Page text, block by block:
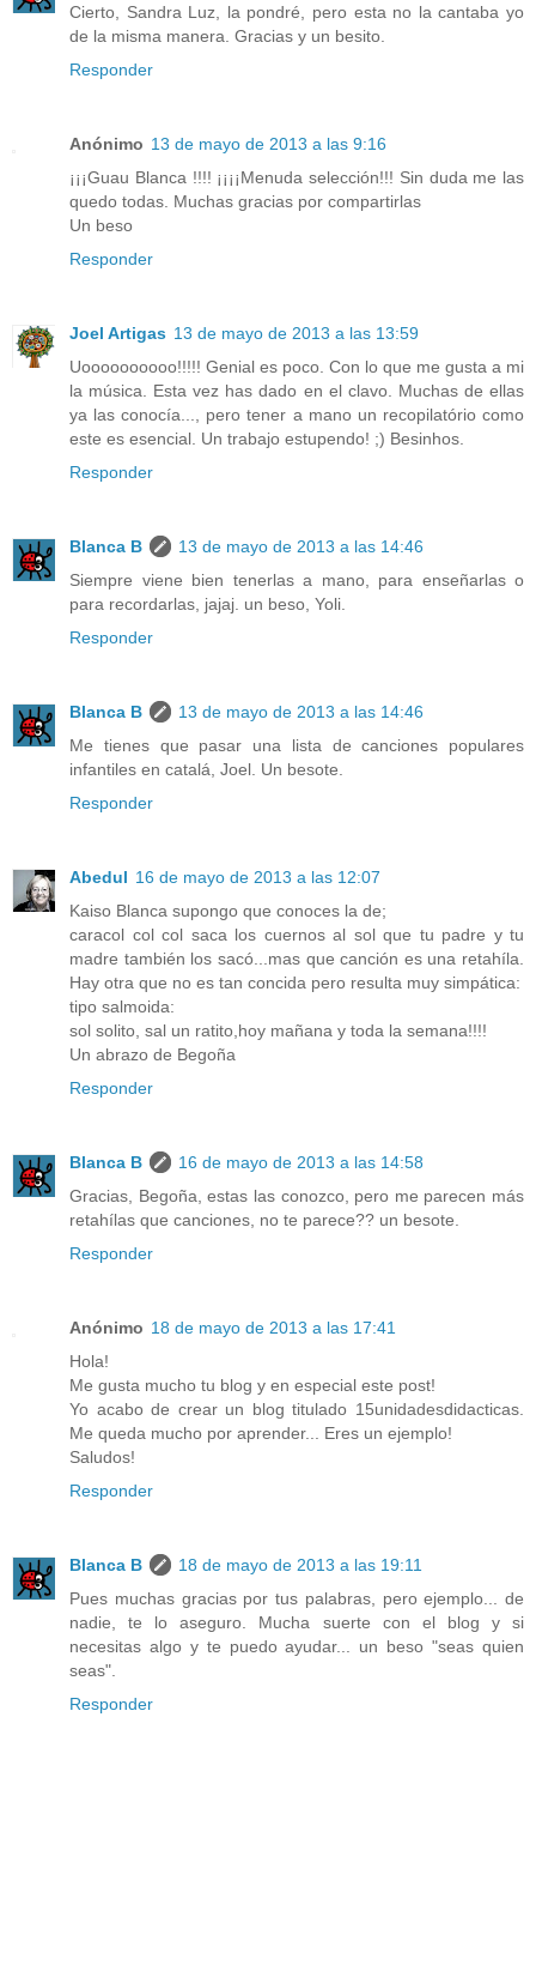
Cierto, Sandra Luz, la pondré, pero esta no la cantaba yo
de la misma manera. Gracias y un besito.
Responder
Anónimo 13 de mayo de 2013 a las 9:16
¡¡¡Guau Blanca !!!! ¡¡¡¡Menuda selección!!! Sin duda me las
quedo todas. Muchas gracias por compartirlas
Un beso
Responder
Joel Artigas 13 de mayo de 2013 a las 13:59
Uoooooooooo!!!!! Genial es poco. Con lo que me gusta a mi
la música. Esta vez has dado en el clavo. Muchas de ellas
ya las conocía..., pero tener a mano un recopilatório como
este es esencial. Un trabajo estupendo! ;) Besinhos.
Responder
Blanca B
13 de mayo de 2013 a las 14:46
Siempre viene bien tenerlas a mano, para enseñarlas o
para recordarlas, jajaj. un beso, Yoli.
Responder
Blanca B
13 de mayo de 2013 a las 14:46
Me tienes que pasar una lista de canciones populares
infantiles en catalá, Joel. Un besote.
Responder
Abedul 16 de mayo de 2013 a las 12:07
Kaiso Blanca supongo que conoces la de;
caracol col col saca los cuernos al sol que tu padre y tu
madre también los sacó...mas que canción es una retahíla.
Hay otra que no es tan concida pero resulta muy simpática:
tipo salmoida:
sol solito, sal un ratito,hoy mañana y toda la semana!!!!
Un abrazo de Begoña
Responder
Blanca B
16 de mayo de 2013 a las 14:58
Gracias, Begoña, estas las conozco, pero me parecen más
retahílas que canciones, no te parece?? un besote.
Responder
Anónimo 18 de mayo de 2013 a las 17:41
Hola!
Me gusta mucho tu blog y en especial este post!
Yo acabo de crear un blog titulado 15unidadesdidacticas.
Me queda mucho por aprender... Eres un ejemplo!
Saludos!
Responder
Blanca B
18 de mayo de 2013 a las 19:11
Pues muchas gracias por tus palabras, pero ejemplo... de
nadie, te lo aseguro. Mucha suerte con el blog y si
necesitas algo y te puedo ayudar... un beso "seas quien
seas".
Responder